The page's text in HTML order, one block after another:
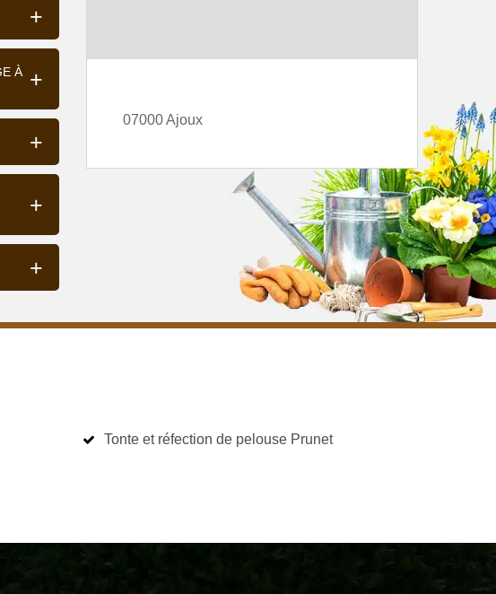
À
07000 Ajoux
Tonte et réfection de pelouse Prunet